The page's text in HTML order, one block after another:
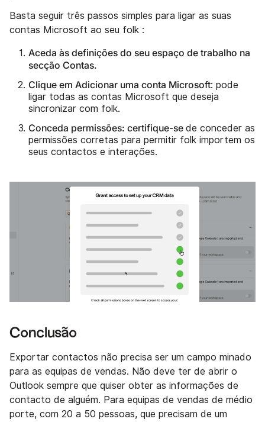
Basta seguir três passos simples para ligar as suas
contas Microsoft ao seu folk :
Aceda às definições do seu espaço de trabalho na
secção Contas.
Clique em Adicionar uma conta Microsoft: pode
ligar todas as contas Microsoft que deseja
sincronizar com folk.
Conceda permissões: certifique-se de conceder as
permissões corretas para permitir folk importem os
seus contactos e interações.
Conclusão
Exportar contactos não precisa ser um campo minado
para as equipas de vendas. Não deve ter de abrir o
Outlook sempre que quiser obter as informações de
contacto de alguém. Para equipas de vendas de médio
porte, com 20 a 50 pessoas, que precisam de um